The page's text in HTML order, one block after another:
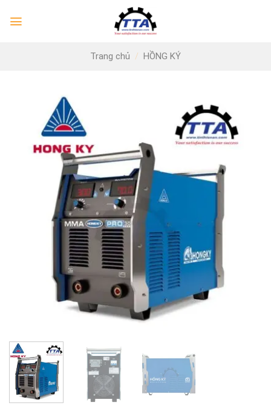
Trang chủ / HỒNG KÝ